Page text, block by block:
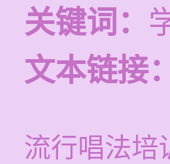
关键词：
文本链接：
流行唱法培